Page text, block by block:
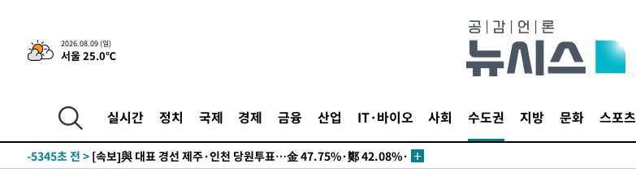
2026.08.09 (일)
서울 25.0℃
실시간 정치 국제 경제 금융 산업 IT·바이오 사회 수도권 지방 문화 스포츠
12시간 전 > [속보]뉴욕증시 상승 마감…S&P 0.6% 나스닥 1.3%↑
-6110초 전 >
[속보]與최고위원 제주·인천 순회경선…박선원·최민희·서미화·한
민수·김용 순
-6063초 전 >
래 44.56%
-5345초 전 > [속보]與 대표 경선 제주·인천 당원투표…金 47.75%·鄭 42.08%·